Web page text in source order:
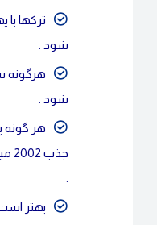
شود .
هرگونه
شود .
هر گونه